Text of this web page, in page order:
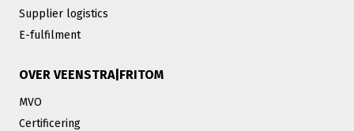
Supplier logistics
E-fulfilment
OVER VEENSTRA|FRITOM
MVO
Certificering